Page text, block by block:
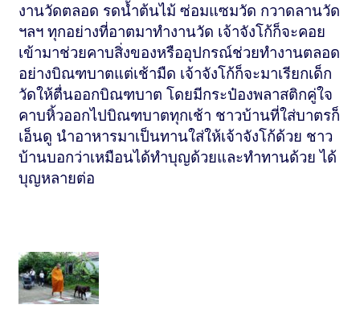
งานวัดตลอด รดน้ำต้นไม้ ซ่อมแซมวัด กวาดลานวัด
ฯลฯ ทุกอย่างที่อาตมาทำงานวัด เจ้าจังโก้ก็จะคอย
เข้ามาช่วยคาบสิ่งของหรืออุปกรณ์ช่วยทำงานตลอด
อย่างบิณฑบาตแต่เช้ามืด เจ้าจังโก้ก็จะมาเรียกเด็ก
วัดให้ตื่นออกบิณฑบาต โดยมีกระป๋องพลาสติกคู่ใจ
คาบหิ้วออกไปบิณฑบาตทุกเช้า ชาวบ้านที่ใส่บาตรก็
เอ็นดู นำอาหารมาเป็นทานใส่ให้เจ้าจังโก้ด้วย ชาว
บ้านบอกว่าเหมือนได้ทำบุญด้วยและทำทานด้วย ได้
บุญหลายต่อ